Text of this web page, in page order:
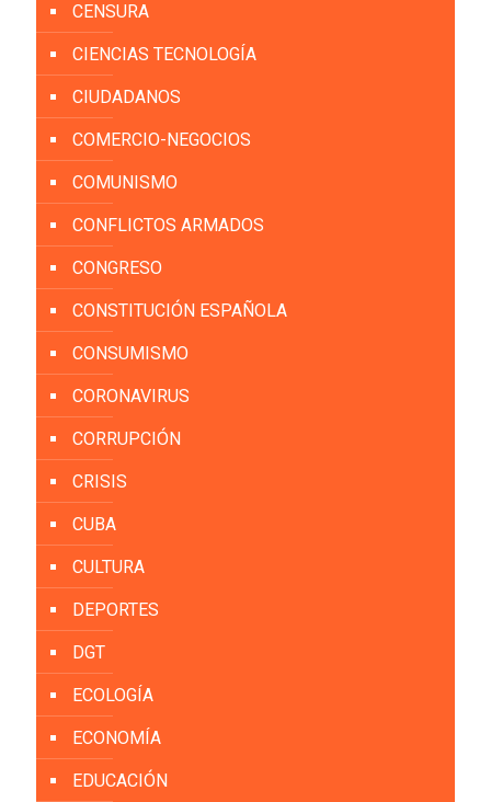
CENSURA
CIENCIAS TECNOLOGÍA
CIUDADANOS
COMERCIO-NEGOCIOS
COMUNISMO
CONFLICTOS ARMADOS
CONGRESO
CONSTITUCIÓN ESPAÑOLA
CONSUMISMO
CORONAVIRUS
CORRUPCIÓN
CRISIS
CUBA
CULTURA
DEPORTES
DGT
ECOLOGÍA
ECONOMÍA
EDUCACIÓN